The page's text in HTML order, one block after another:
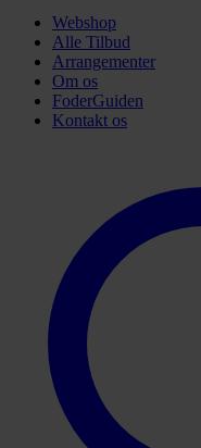
Webshop
Alle Tilbud
Arrangementer
Om os
FoderGuiden
Kontakt os